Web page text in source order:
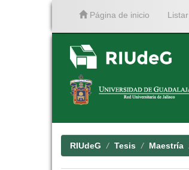
Página de inicio Listar
RIUdeG Tesis Maestría